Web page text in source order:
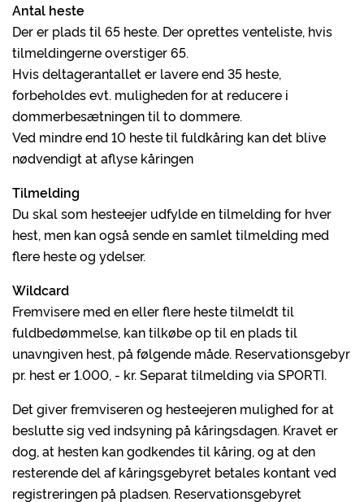
Antal heste
Der er plads til 65 heste. Der oprettes venteliste, hvis
tilmeldingerne overstiger 65.
Hvis deltagerantallet er lavere end 35 heste,
forbeholdes evt. muligheden for at reducere i
dommerbesætningen til to dommere.
Ved mindre end 10 heste til fuldkåring kan det blive
nødvendigt at aflyse kåringen
Tilmelding
Du skal som hesteejer udfylde en tilmelding for hver
hest, men kan også sende en samlet tilmelding med
flere heste og ydelser.
Wildcard
Fremvisere med en eller flere heste tilmeldt til
fuldbedømmelse, kan tilkøbe op til en plads til
unavngiven hest, på følgende måde. Reservationsgebyr
pr. hest er 1.000, - kr. Separat tilmelding via SPORTI.
Det giver fremviseren og hesteejeren mulighed for at
beslutte sig ved indsyning på kåringsdagen. Kravet er
dog, at hesten kan godkendes til kåring, og at den
resterende del af kåringsgebyret betales kontant ved
registreringen på pladsen. Reservationsgebyret